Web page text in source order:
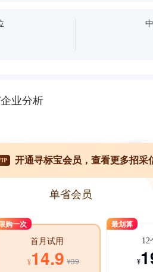
业分析
开通寻标宝会员，查看更多招采
单省会员
购一次
首月试用
¥14.9 ¥39
最划算
12
¥